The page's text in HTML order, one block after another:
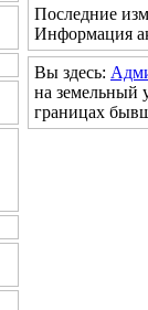
Последние
Информация
Вы здесь:
на земельный
границах